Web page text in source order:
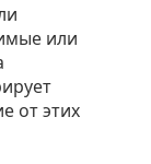
или
от этих